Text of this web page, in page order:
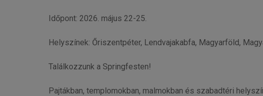
Időpont: 2026. május 22-25.
Helyszínek: Őriszentpéter, Lendvajakabfa, Magyarföld,
Találkozzunk a Springfesten!
Pajtákban, templomokban, malmokban és szabadtéri